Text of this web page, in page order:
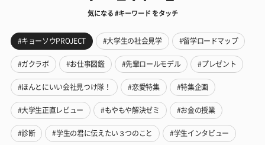
気になる #キーワード をタッチ
#キョーソウPROJECT #大学生の社会見学 #留学ロードマップ
#ガクラボ #お仕事図鑑 #先輩ロールモデル #プレゼント
#ほんとにいい会社見つけ隊！ #恋愛特集 #特集企画
#大学生正直レビュー #もやもや解決ゼミ #お金の授業
#診断 #学生の君に伝えたい３つのこと #学生インタビュー